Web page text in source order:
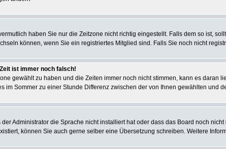
haben Sie nur die Zeitzone nicht richtig eingestellt. Falls dem so ist,
können, wenn Sie ein registriertes Mitglied sind. Falls Sie noch nicht
ist immer noch falsch!
gewählt zu haben und die Zeiten immer noch nicht stimmen, kann es
im Sommer zu einer Stunde Differenz zwischen der von Ihnen gewählten und
Administrator die Sprache nicht installiert hat oder dass das Board noch
können Sie auch gerne selber eine Übersetzung schreiben. Weitere